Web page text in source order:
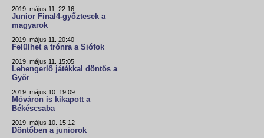
2019. május 11. 22:16
Junior Final4-győztesek a
magyarok
2019. május 11. 20:40
Felülhet a trónra a Siófok
2019. május 11. 15:05
Lehengerlő játékkal döntős a
Győr
2019. május 10. 19:09
Móváron is kikapott a
Békéscsaba
2019. május 10. 15:12
Döntőben a juniorok